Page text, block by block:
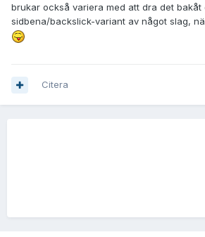
brukar också variera med att dra det bakåt
sidbena/backslick-variant av något slag,
Citera